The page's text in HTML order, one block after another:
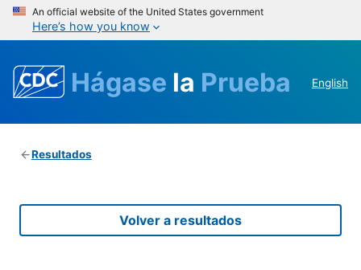
An official website of the United States government
Here’s how you know
Hágase la Prueba English
Resultados
Volver a resultados